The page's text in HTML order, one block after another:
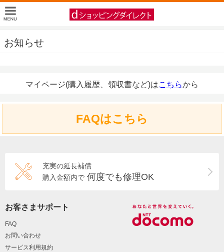
お知らせ
マイページ(購入履歴、領収書など)はこちらから
FAQはこちら
充実の延長補償
購入金額内で 何度でも修理OK
お客さまサポート
FAQ
お問い合わせ
サービス利用規約